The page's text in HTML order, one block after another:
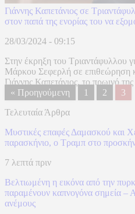
Γιάννης Καπετάνιος σε
στον παπά της ενορίας του να
28/03/2024 - 09:15
Στην έκρηξη του Τριαντάφυλλου
Μάρκου Σεφερλή σε επιθεώρηση
Γιάννης Καπετάνιος, το πρωινό
« Προηγούμενη
1 2
3
Τελευταία Άρθρα
​Μυστικές επαφές Δαμασκού και
παρασκήνιο, ο Τραμπ στο
7 λεπτά πριν
Βελτιωμένη η εικόνα από την
παραμένουν καπνογόνα σημεία –
ανέμους